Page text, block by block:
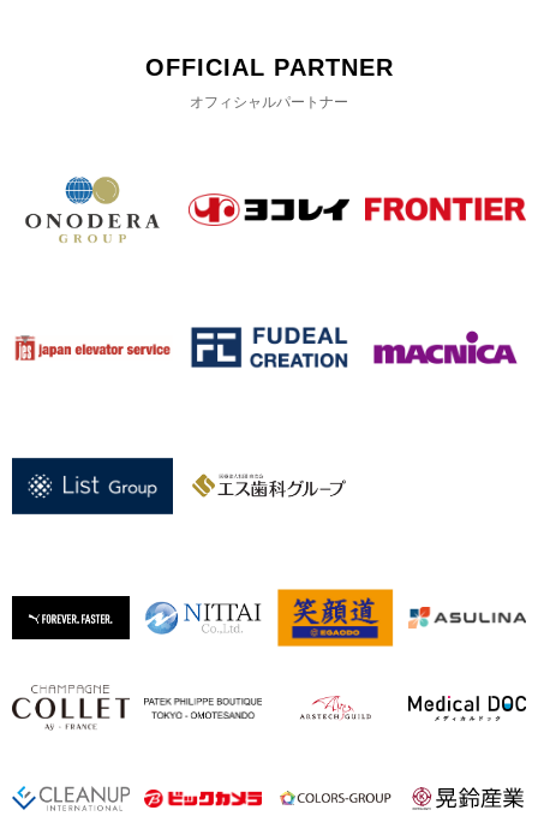
OFFICIAL PARTNER
オフィシャルパートナー